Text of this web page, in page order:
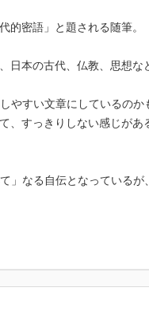
密語」と題される随筆。
日本の古代、仏教、思想な
やすい文章にしているの
、すっきりしない感じがあ
」なる自伝となっている